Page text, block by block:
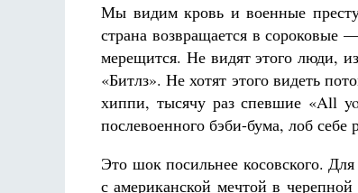
Мы видим кровь и военные
страна возвращается в
мерещится. Не видят этого люди,
«Битлз». Не хотят этого видеть
хиппи, тысячу раз спевшие «All
послевоенного бэби-бума, лоб
Это шок посильнее косовского.
с американской мечтой в